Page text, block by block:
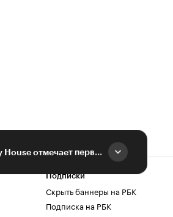
Отдых на «пять звезд»: «Уткино» Country House отмечает первую годовщину
Подписки
Скрыть баннеры на РБК
Подписка на РБК